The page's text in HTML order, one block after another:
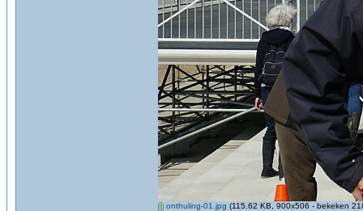
onthuling-01.jpg (115.62 KB, 900x506 - bekeken